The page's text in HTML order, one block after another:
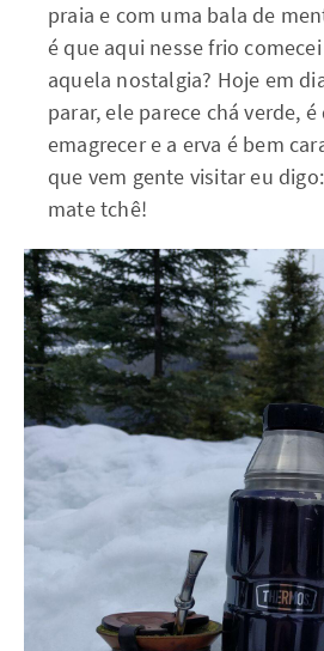
praia e com uma bala de
é que aqui nesse frio
aquela nostalgia? Hoje em
parar, ele parece chá verde,
emagrecer e a erva é bem
que vem gente visitar eu
mate tchê!